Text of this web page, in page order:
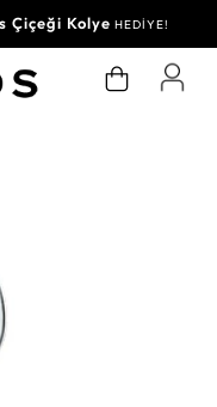
Çiçeği Kolye HEDİYE!